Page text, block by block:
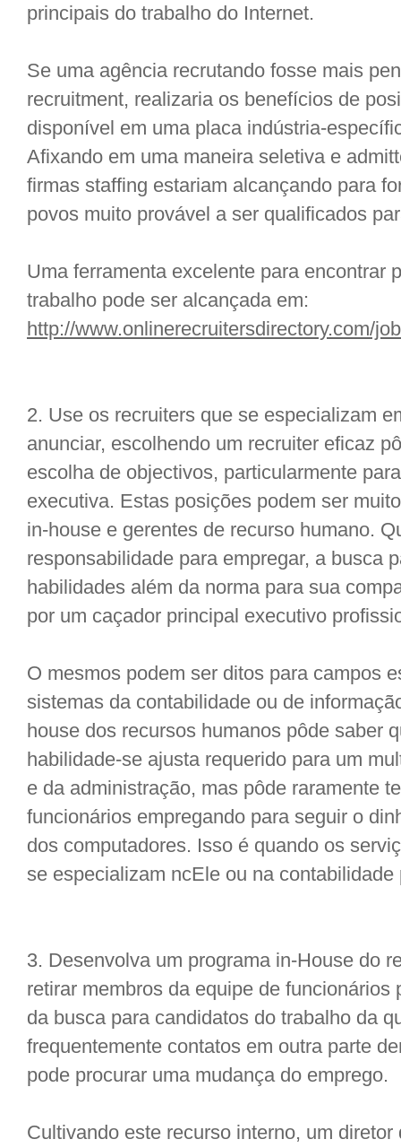
principais do trabalho do Internet.
Se uma agência recrutando fosse mais
recruitment, realizaria os benefícios de
disponível em uma placa indústria-
Afixando em uma maneira seletiva e
firmas staffing estariam alcançando para
povos muito provável a ser qualificados
Uma ferramenta excelente para encontrar
trabalho pode ser alcançada em:
http://www.onlinerecruitersdirectory.com/
2. Use os recruiters que se especializam
anunciar, escolhendo um recruiter eficaz
escolha de objectivos, particularmente
executiva. Estas posições podem ser
in-house e gerentes de recurso humano.
responsabilidade para empregar, a busca
habilidades além da norma para sua
por um caçador principal executivo
O mesmos podem ser ditos para campos
sistemas da contabilidade ou de
house dos recursos humanos pôde saber
habilidade-se ajusta requerido para um
e da administração, mas pôde raramente
funcionários empregando para seguir o
dos computadores. Isso é quando os
se especializam ncEle ou na
3. Desenvolva um programa in-House do
retirar membros da equipe de
da busca para candidatos do trabalho da
frequentemente contatos em outra parte
pode procurar uma mudança do emprego.
Cultivando este recurso interno, um